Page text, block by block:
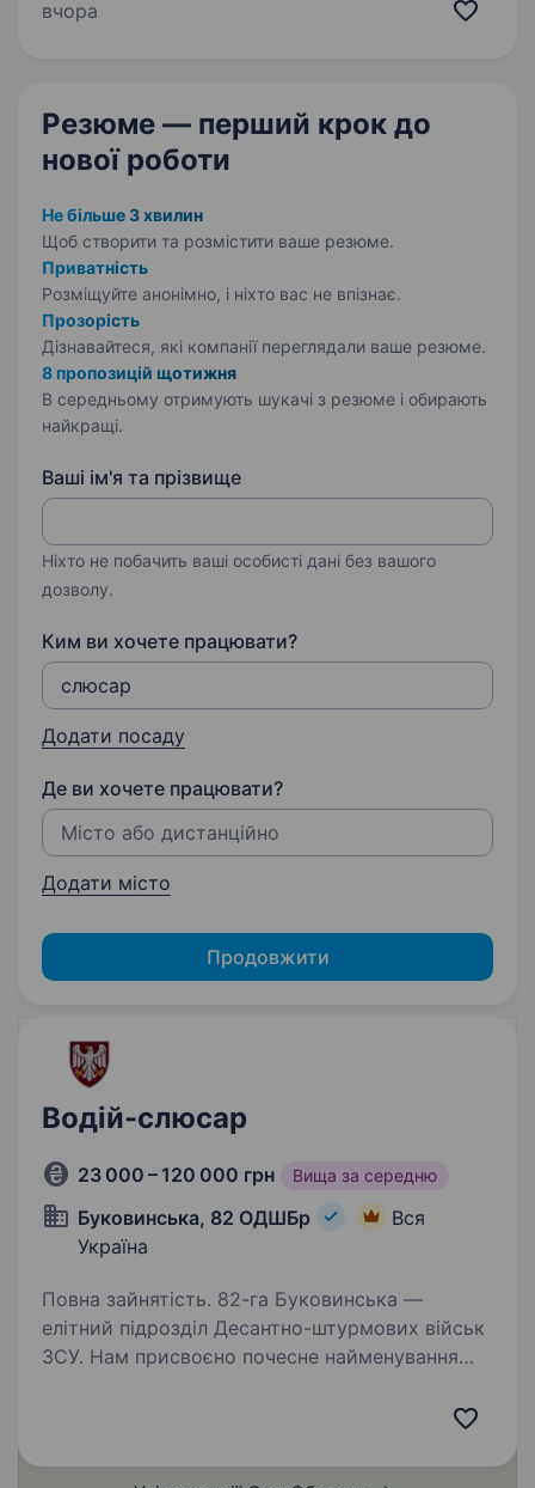
цистерн та вагонів. Наша компанія «ТАС
вчора
Резюме — перший крок до
нової роботи
Не більше 3 хвилин
Щоб створити та розмістити ваше резюме.
Приватність
Розміщуйте анонімно, і ніхто вас не впізнає.
Прозорість
Дізнавайтеся, які компанії переглядали ваше резюме.
8 пропозицій щотижня
В середньому отримують шукачі з резюме і обирають
найкращі.
Ваші ім'я та прізвище
Ніхто не побачить ваші особисті дані без вашого
дозволу.
Ким ви хочете працювати?
Додати посаду
Де ви хочете працювати?
Додати місто
Продовжити
Водій-слюсар
23 000 – 120 000 грн Вища за середню
Буковинська, 82 ОДШБр
Вся
Україна
Повна зайнятість. 82-га Буковинська —
елітний підрозділ Десантно-штурмових військ
ЗСУ. Нам присвоєно почесне найменування